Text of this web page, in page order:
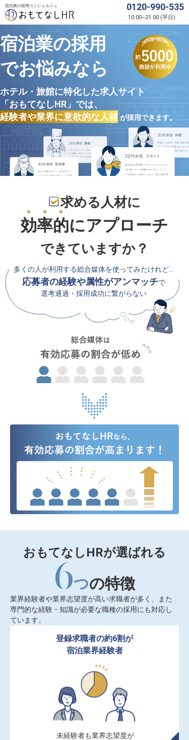
宿泊業の採用コンシェルジュ 0120-990-535
10:00~21:00 (平日)
宿泊業の採用
でお悩みなら
ホテル・旅館に特化した求人サイト
「おもてなしHR」では、
経験者や業界に意欲的な人材 が採用できます。
求める人材に
効率的にアプローチ
できていますか？
多くの人が利用する総合媒体を使ってみたけれど…
応募者の経験や属性がアンマッチで
選考通過・採用成功に繋がらない
おもてなしHRが選ばれる
6つの特徴
業界経験者や業界志望度が高い求職者が多く、また
専門的な経験・知識が必要な職種の採用にも対応し
ています。
登録求職者の約6割が
宿泊業界経験者
未経験者も業界志望度が